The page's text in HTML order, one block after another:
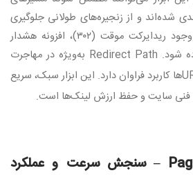
شده‌اند و از زنجیره‌های طولانی جلوگیری
کنند. همچنین در صورت وجود ریدایرکت موقت (۳۰۲)، افزونه هشدار
. Redirect Path
به‌ویژه در مهاجرت
ها کاربرد فراوان دارد. این ابزار سبک، سریع
فنی سایت و حفظ ارزش لینک‌ها است.
سنجش سرعت و عملکرد